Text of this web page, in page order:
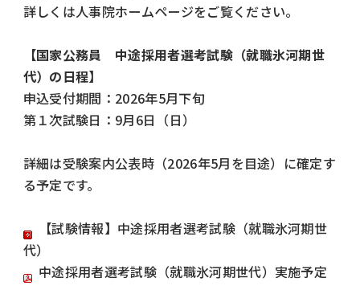
詳しくは人事院ホームページをご覧ください。
【国家公務員 中途採用者選考試験（就職氷河期世
代）の日程】
申込受付期間：2026年5月下旬
第１次試験日：9月6日（日）
詳細は受験案内公表時（2026年5月を目途）に確定す
る予定です。
【試験情報】中途採用者選考試験（就職氷河期世
代）
中途採用者選考試験（就職氷河期世代）実施予定